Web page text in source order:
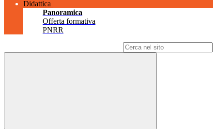
Didattica
Panoramica
Offerta formativa
PNRR